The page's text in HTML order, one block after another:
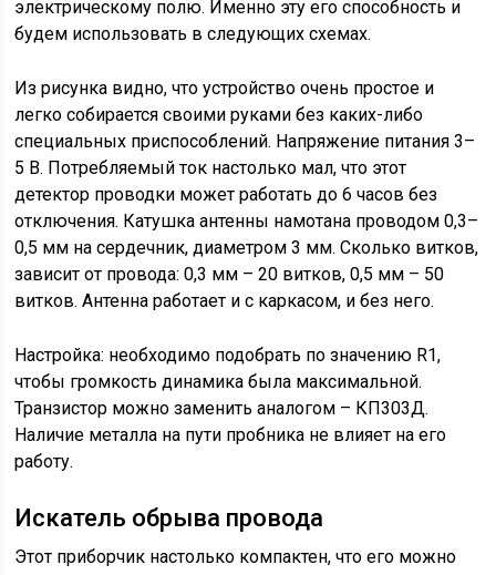
электрическому полю. Именно эту его способность и
будем использовать в следующих схемах.
Из рисунка видно, что устройство очень простое и
легко собирается своими руками без каких-либо
специальных приспособлений. Напряжение питания 3–
5 В. Потребляемый ток настолько мал, что этот
детектор проводки может работать до 6 часов без
отключения. Катушка антенны намотана проводом 0,3–
0,5 мм на сердечник, диаметром 3 мм. Сколько витков,
зависит от провода: 0,3 мм – 20 витков, 0,5 мм – 50
витков. Антенна работает и с каркасом, и без него.
Настройка: необходимо подобрать по значению R1,
чтобы громкость динамика была максимальной.
Транзистор можно заменить аналогом – КП303Д.
Наличие металла на пути пробника не влияет на его
работу.
Искатель обрыва провода
Этот приборчик настолько компактен, что его можно